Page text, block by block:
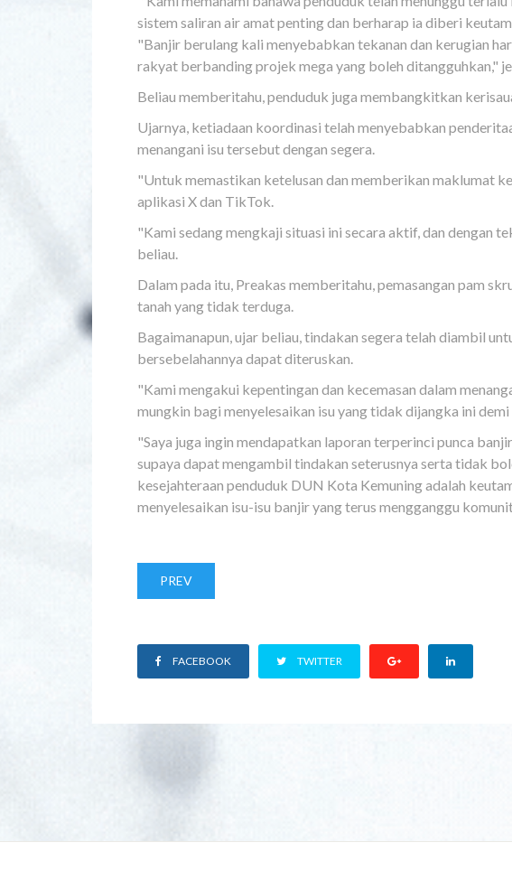
sistem saliran air amat penting dan berharap ia diberi
"Banjir berulang kali menyebabkan tekanan dan kerugian
rakyat berbanding projek mega yang boleh ditangguhkan,"
Beliau memberitahu, penduduk juga membangkitkan
Ujarnya, ketiadaan koordinasi telah menyebabkan
menangani isu tersebut dengan segera.
"Untuk memastikan ketelusan dan memberikan maklumat
aplikasi X dan TikTok.
"Kami sedang mengkaji situasi ini secara aktif, dan dengan
beliau.
Dalam pada itu, Preakas memberitahu, pemasangan pam
tanah yang tidak terduga.
Bagaimanapun, ujar beliau, tindakan segera telah diambil
bersebelahannya dapat diteruskan.
"Kami mengakui kepentingan dan kecemasan dalam
mungkin bagi menyelesaikan isu yang tidak dijangka ini
"Saya juga ingin mendapatkan laporan terperinci punca
supaya dapat mengambil tindakan seterusnya serta tidak
kesejahteraan penduduk DUN Kota Kemuning adalah
menyelesaikan isu-isu banjir yang terus mengganggu
PREV
FACEBOOK TWITTER